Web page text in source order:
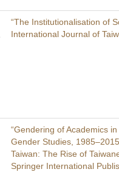
“The Institutionalisation of
Interna­tional Journal of
“Gendering of Academics
Gender Studies,
Taiwan: The Rise of
Springer International